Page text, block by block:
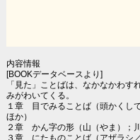
内容情報
[BOOKデータベースより]
「見た」ことばは、なかなかわす
みがわいてくる。
１章 目でみることば（頭かくし
ほか）
２章 かん字の形（山（やま）；